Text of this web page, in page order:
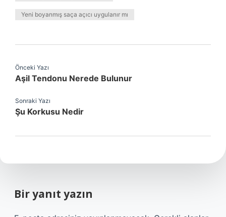
Yeni boyanmış saça açıcı uygulanır mı
Önceki Yazı
Aşil Tendonu Nerede Bulunur
Sonraki Yazı
Şu Korkusu Nedir
Bir yanıt yazın